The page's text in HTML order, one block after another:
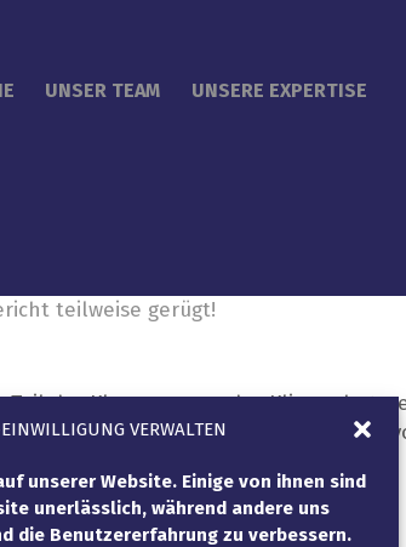
VERWALTEN
unserer Website. Einige von ihnen sind
unerlässlich, während andere uns
die Benutzererfahrung zu verbessern.
UNSER TEAM UNSERE EXPERTISE
teilweise gerügt!
der Klagen gegen das
mit dem Schutz